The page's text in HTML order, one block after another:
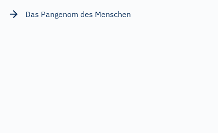
Das Pangenom des Menschen